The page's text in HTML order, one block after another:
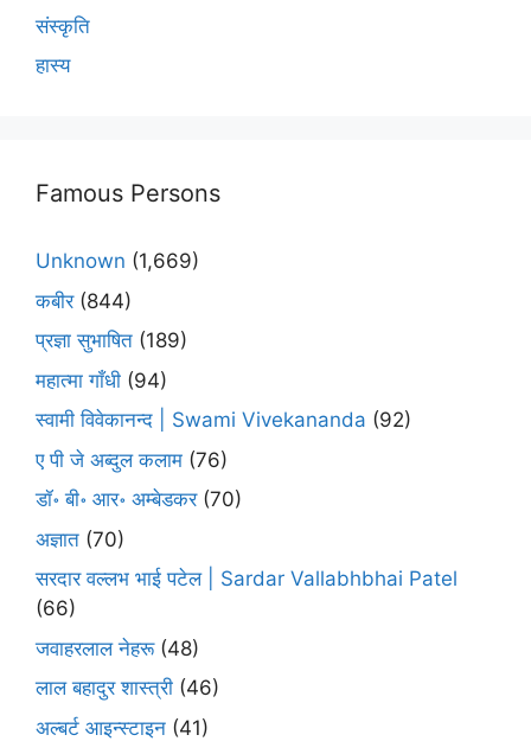
संस्कृति
हास्य
Famous Persons
Unknown (1,669)
कबीर(844)
प्रज्ञा सुभाषित (189)
महात्मा गाँधी (94)
स्वामी विवेकानन्द | Swami Vivekananda (92)
ए पी जे अब्दुल कलाम (76)
डॉ॰ बी॰ आर॰ अम्बेडकर(70)
अज्ञात (70)
सरदार वल्लभ भाई पटेल | Sardar Vallabhbhai Patel
(66)
जवाहरलाल नेहरू(48)
लाल बहादुर शास्त्री (46)
अल्बर्ट आइन्स्टाइन (41)